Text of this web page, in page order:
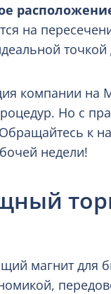
на
компании на
Но с
Обращайтесь к
недели!
магнит для